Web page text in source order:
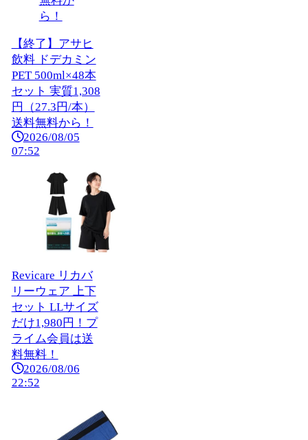
【終了】アサヒ
飲料 ドデカミン
PET 500ml×48本
セット 実質1,308
円（27.3円/本）
送料無料から！
2026/08/05
07:52
Revicare リカバ
リーウェア 上下
セット LLサイズ
だけ1,980円！プ
ライム会員は送
料無料！
2026/08/06
22:52